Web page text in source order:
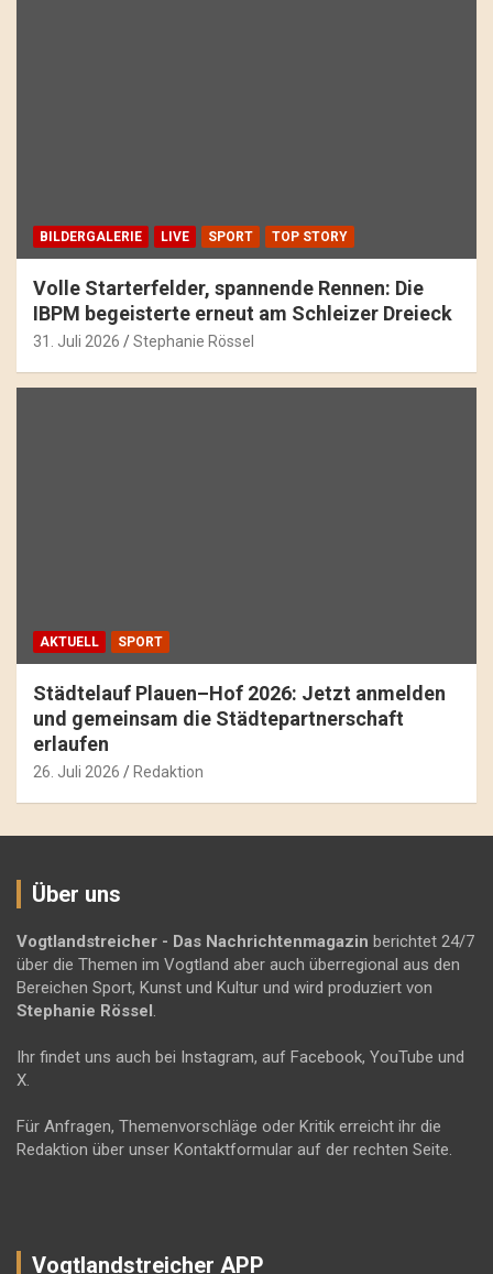
BILDERGALERIE LIVE SPORT TOP STORY
Volle Starterfelder, spannende Rennen: Die
IBPM begeisterte erneut am Schleizer Dreieck
31. Juli 2026 Stephanie Rössel
AKTUELL SPORT
Städtelauf Plauen–Hof 2026: Jetzt anmelden
und gemeinsam die Städtepartnerschaft
erlaufen
26. Juli 2026 Redaktion
Über uns
Vogtlandstreicher - Das Nachrichtenmagazin berichtet 24/7
über die Themen im Vogtland aber auch überregional aus den
Bereichen Sport, Kunst und Kultur und wird produziert von
Stephanie Rössel.
Ihr findet uns auch bei Instagram, auf Facebook, YouTube und
X.
Für Anfragen, Themenvorschläge oder Kritik erreicht ihr die
Redaktion über unser Kontaktformular auf der rechten Seite.
Vogtlandstreicher APP